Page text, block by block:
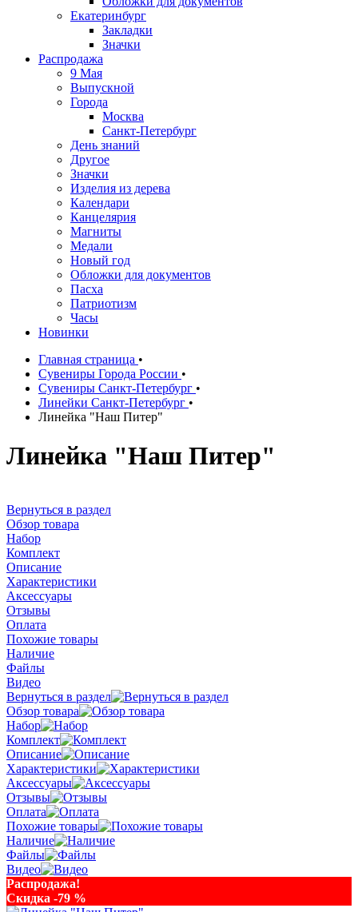
Екатеринбург
Закладки
Значки
Распродажа
9 Мая
Выпускной
Города
Москва
Санкт-Петербург
День знаний
Другое
Значки
Изделия из дерева
Календари
Канцелярия
Магниты
Медали
Новый год
Обложки для документов
Пасха
Патриотизм
Часы
Новинки
Главная страница •
Сувениры Города России •
Сувениры Санкт-Петербург •
Линейки Санкт-Петербург •
Линейка "Наш Питер"
Линейка "Наш Питер"
Вернуться в раздел
Обзор товара
Набор
Комплект
Описание
Характеристики
Аксессуары
Отзывы
Оплата
Похожие товары
Наличие
Файлы
Видео
Вернуться в раздел
Обзор товара
Набор
Комплект
Описание
Характеристики
Аксессуары
Отзывы
Оплата
Похожие товары
Наличие
Файлы
Видео
Распродажа!
Скидка -79 %